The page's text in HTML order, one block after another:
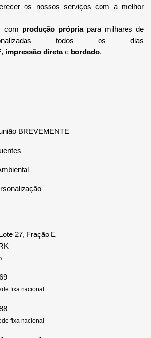
os nossos serviços com a melhor
com produção própriapara milhares de
todos os dias
, impressão diretae bordado.
BREVEMENTE
27, Fração E
fixa nacional
fixa nacional